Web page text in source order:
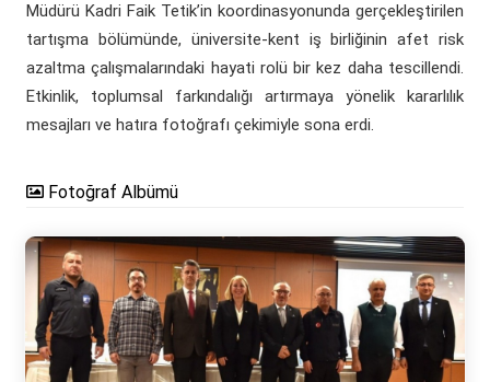
Müdürü Kadri Faik Tetik’in koordinasyonunda gerçekleştirilen
tartışma bölümünde, üniversite-kent iş birliğinin afet risk
azaltma çalışmalarındaki hayati rolü bir kez daha tescillendi.
Etkinlik, toplumsal farkındalığı artırmaya yönelik kararlılık
mesajları ve hatıra fotoğrafı çekimiyle sona erdi.
Fotoğraf Albümü